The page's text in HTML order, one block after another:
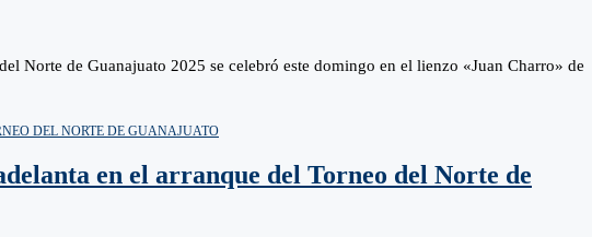
Norte de Guanajuato 2025 se celebró este domingo en el lienzo «Juan Charro» de
DEL NORTE DE GUANAJUATO
en el arranque del Torneo del Norte de